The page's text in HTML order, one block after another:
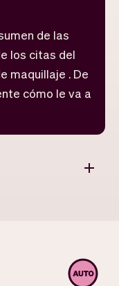
de las
los citas del
maquillaje . De
cómo le va a